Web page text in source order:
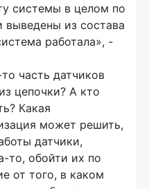
системы в целом по
из состава
работала», -
часть датчиков
цепочки? А кто
Какая
может решить,
датчики,
то, обойти их по
от того, в каком